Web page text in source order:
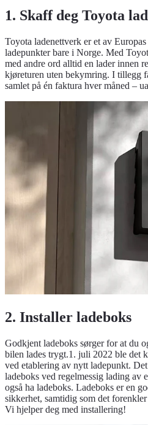
1. Skaff deg Toyota
Toyota ladenettverk er et av
ladepunkter bare i Norge. Med
med andre ord alltid en lader innen
kjøreturen uten bekymring. I tillegg
samlet på én faktura hver måned –
2. Installer ladeboks
Godkjent ladeboks sørger for at du
bilen lades trygt.1. juli 2022 ble det
ved etablering av nytt ladepunkt.
ladeboks ved regelmessig lading
også ha ladeboks. Ladeboks er en
sikkerhet, samtidig som det
Vi hjelper deg med installering!